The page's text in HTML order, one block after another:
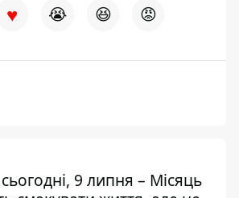
♥ 😭 😆 😡
9 липня – Місяць